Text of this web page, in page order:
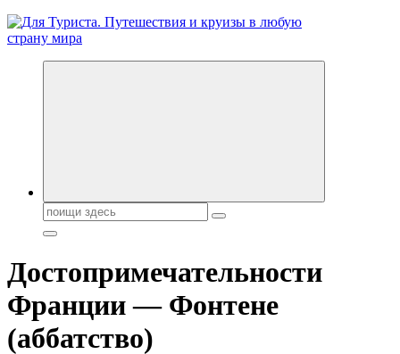
Новости туризма, куда поехать на отдых, где провести отпуск.
Поиск:
Достопримечательности
Франции — Фонтене
(аббатство)